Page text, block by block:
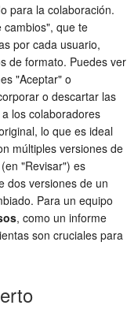
para la colaboración.
cambios", que te
por cada usuario,
de formato. Puedes ver
"Aceptar" o
o descartar las
los colaboradores
lo que es ideal
múltiples versiones de
"Revisar") es
dos versiones de un
Para un equipo
, como un informe
son cruciales para